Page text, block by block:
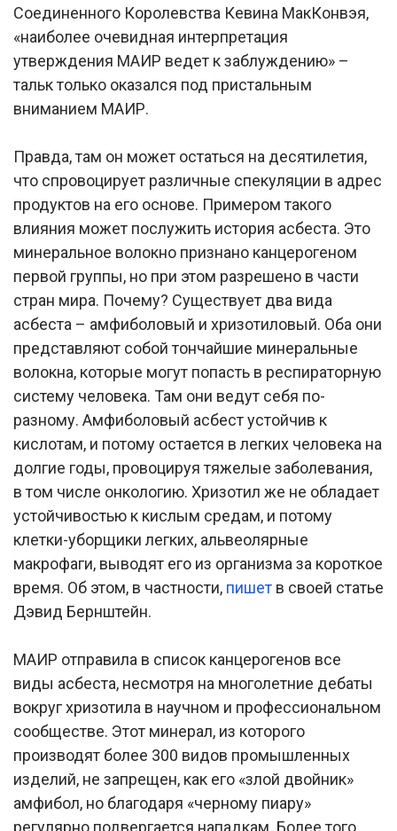
Соединенного Королевства Кевина МакКонвэя,
«наиболее очевидная интерпретация
утверждения МАИР ведет к заблуждению» –
тальк только оказался под пристальным
вниманием МАИР.
Правда, там он может остаться на десятилетия,
что спровоцирует различные спекуляции в адрес
продуктов на его основе. Примером такого
влияния может послужить история асбеста. Это
минеральное волокно признано канцерогеном
первой группы, но при этом разрешено в части
стран мира. Почему? Существует два вида
асбеста – амфиболовый и хризотиловый. Оба они
представляют собой тончайшие минеральные
волокна, которые могут попасть в респираторную
систему человека. Там они ведут себя по-
разному. Амфиболовый асбест устойчив к
кислотам, и потому остается в легких человека на
долгие годы, провоцируя тяжелые заболевания,
в том числе онкологию. Хризотил же не обладает
устойчивостью к кислым средам, и потому
клетки-уборщики легких, альвеолярные
макрофаги, выводят его из организма за короткое
время. Об этом, в частности, пишет в своей статье
Дэвид Бернштейн.
МАИР отправила в список канцерогенов все
виды асбеста, несмотря на многолетние дебаты
вокруг хризотила в научном и профессиональном
сообществе. Этот минерал, из которого
производят более 300 видов промышленных
изделий, не запрещен, как его «злой двойник»
амфибол, но благодаря «черному пиару»
регулярно подвергается нападкам. Более того,